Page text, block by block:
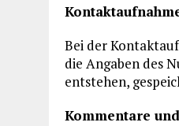
Bei der
die Angaben des
entstehen,
Kommentare